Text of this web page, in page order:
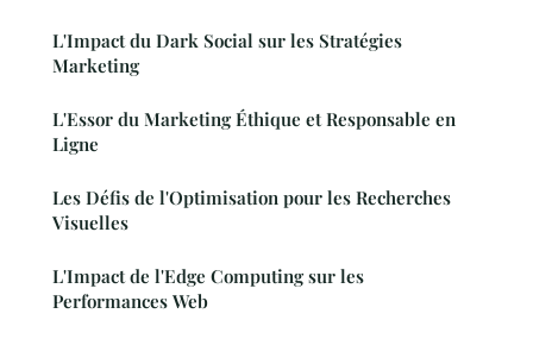
L'Impact du Dark Social sur les Stratégies
Marketing
L'Essor du Marketing Éthique et Responsable en
Ligne
Les Défis de l'Optimisation pour les Recherches
Visuelles
L'Impact de l'Edge Computing sur les
Performances Web